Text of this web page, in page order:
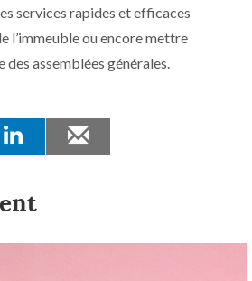
services rapides et efficaces
l’immeuble ou encore mettre
assemblées générales.